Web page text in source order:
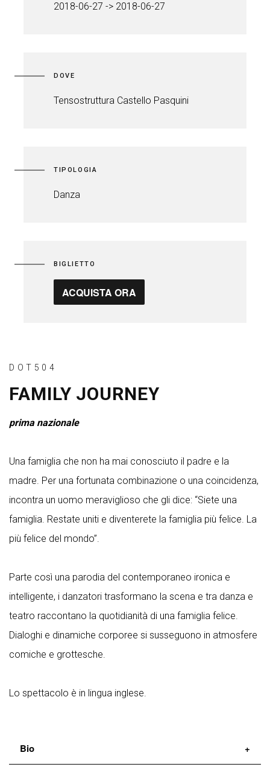
2018-06-27 -> 2018-06-27
DOVE
Tensostruttura Castello Pasquini
TIPOLOGIA
Danza
BIGLIETTO
ACQUISTA ORA
DOT504
FAMILY JOURNEY
prima nazionale
Una famiglia che non ha mai conosciuto il padre e la
madre. Per una fortunata combinazione o una coincidenza,
incontra un uomo meraviglioso che gli dice: “Siete una
famiglia. Restate uniti e diventerete la famiglia più felice. La
più felice del mondo”.
Parte così una parodia del contemporaneo ironica e
intelligente, i danzatori trasformano la scena e tra danza e
teatro raccontano la quotidianità di una famiglia felice.
Dialoghi e dinamiche corporee si susseguono in atmosfere
comiche e grottesche.
Lo spettacolo è in lingua inglese.
Bio